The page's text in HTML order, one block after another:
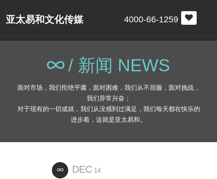
亚太易和文化传媒 4000-66-1259
/ 新闻 NEWS
面对市场，我们拒绝平庸，面对困难，我们从不屈服，面对挑战，
我们异常兴奋；
对于现有的一切成就，我们从没感到过满足，我们每天都在快乐的
进步着，这就是亚太易和。
DEC 14